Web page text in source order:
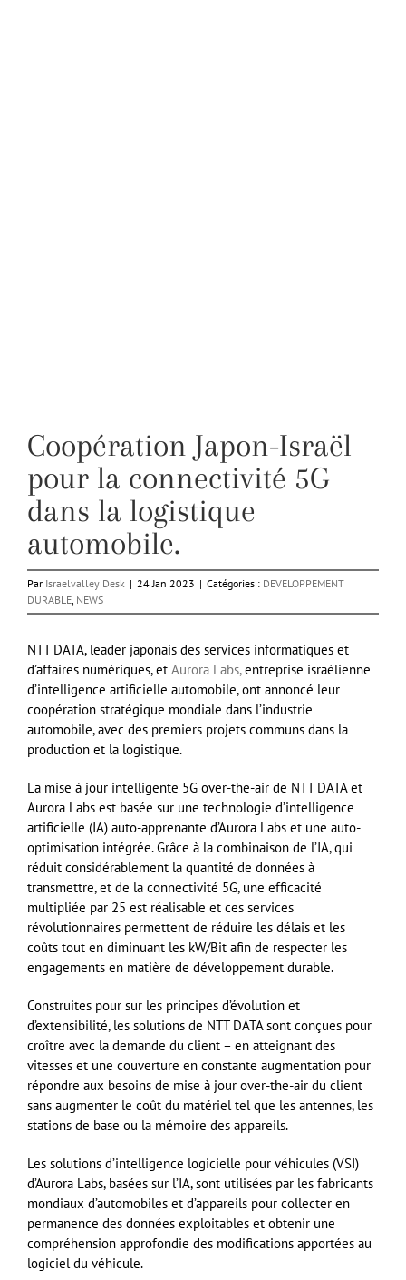
Coopération Japon-Israël
pour la connectivité 5G
dans la logistique
automobile.
Par Israelvalley Desk | 24 Jan 2023 | Catégories : DEVELOPPEMENT
DURABLE NEWS
NTT DATA, leader japonais des services informatiques et
d’affaires numériques, et Aurora Labs,entreprise israélienne
d’intelligence artificielle automobile, ont annoncé leur
coopération stratégique mondiale dans l’industrie
automobile, avec des premiers projets communs dans la
production et la logistique.
La mise à jour intelligente 5G over-the-air de NTT DATA et
Aurora Labs est basée sur une technologie d’intelligence
artificielle (IA) auto-apprenante d’Aurora Labs et une auto-
optimisation intégrée. Grâce à la combinaison de l’IA, qui
réduit considérablement la quantité de données à
transmettre, et de la connectivité 5G, une efficacité
multipliée par 25 est réalisable et ces services
révolutionnaires permettent de réduire les délais et les
coûts tout en diminuant les kW/Bit afin de respecter les
engagements en matière de développement durable.
Construites pour sur les principes d’évolution et
d’extensibilité, les solutions de NTT DATA sont conçues pour
croître avec la demande du client – en atteignant des
vitesses et une couverture en constante augmentation pour
répondre aux besoins de mise à jour over-the-air du client
sans augmenter le coût du matériel tel que les antennes, les
stations de base ou la mémoire des appareils.
Les solutions d’intelligence logicielle pour véhicules (VSI)
d’Aurora Labs, basées sur l’IA, sont utilisées par les fabricants
mondiaux d’automobiles et d’appareils pour collecter en
permanence des données exploitables et obtenir une
compréhension approfondie des modifications apportées au
logiciel du véhicule.